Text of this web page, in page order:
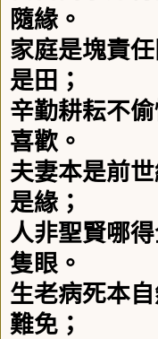
隨緣。
家庭是塊責
是田；
辛勤耕耘不
喜歡。
夫妻本是前
是緣；
人非聖賢哪
隻眼。
生老病死本
難免；